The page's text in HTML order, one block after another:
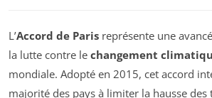
L’Accord de Paris représente une
la lutte contre le changement
mondiale. Adopté en 2015, cet accord
majorité des pays à limiter la hausse des